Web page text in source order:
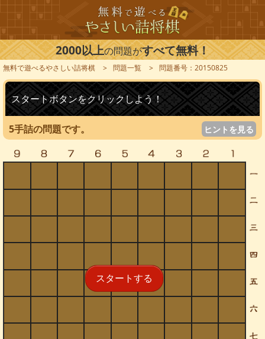
2000以上の問題がすべて無料！
無料で遊べるやさしい詰将棋 問題一覧 問題番号：20150825
スタートボタンをクリックしよう！
5手詰の問題です。 ヒントを見る
スタートする